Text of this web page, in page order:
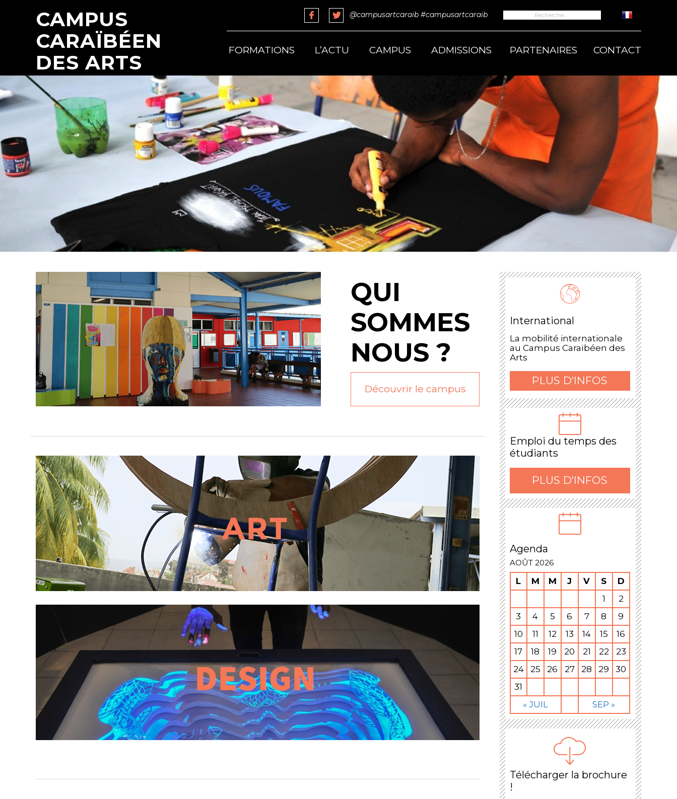
CAMPUS
CARAÏBÉEN
DES ARTS
@campusartcaraib #campusartcaraib Rechercher :
FORMATIONS L’ACTU CAMPUS ADMISSIONS PARTENAIRES CONTACT
QUI
SOMMES
NOUS ?
Découvrir le campus
International
La mobilité internationale
au Campus Caraïbéen des
Arts
PLUS D'INFOS
Emploi du temps des
étudiants
PLUS D'INFOS
Agenda
AOÛT 2026
L M M J V S
D
1
2
3
4 5 6 7 8
9
10
11 12 13 14 15
16
17
18 19 20 21 22
23
24
25 26 27 28 29
30
31
« JUIL
SEP »
Télécharger la brochure
!